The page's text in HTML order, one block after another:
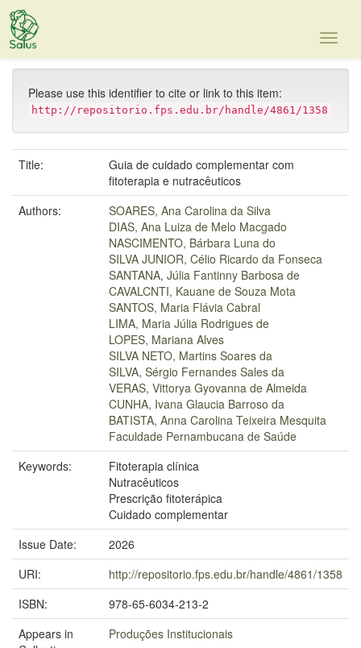
Skip
Please use this identifier to cite or link to this item:
http://repositorio.fps.edu.br/handle/4861/1358
Title:
Guia de cuidado complementar com
fitoterapia e nutracêuticos
Authors:
SOARES, Ana Carolina da Silva
DIAS, Ana Luiza de Melo Macgado
NASCIMENTO, Bárbara Luna do
SILVA JUNIOR, Célio Ricardo da Fonseca
SANTANA, Júlia Fantinny Barbosa de
CAVALCNTI, Kauane de Souza Mota
SANTOS, Maria Flávia Cabral
LIMA, Maria Júlia Rodrigues de
LOPES, Mariana Alves
SILVA NETO, Martins Soares da
SILVA, Sérgio Fernandes Sales da
VERAS, Vittorya Gyovanna de Almeida
CUNHA, Ivana Glaucia Barroso da
BATISTA, Anna Carolina Teixeira Mesquita
Faculdade Pernambucana de Saúde
Keywords:
Fitoterapia clínica
Nutracêuticos
Prescrição fitoterápica
Cuidado complementar
Issue Date:
2026
URI:
http://repositorio.fps.edu.br/handle/4861/1358
ISBN:
978-65-6034-213-2
Appears in
Produções Institucionais